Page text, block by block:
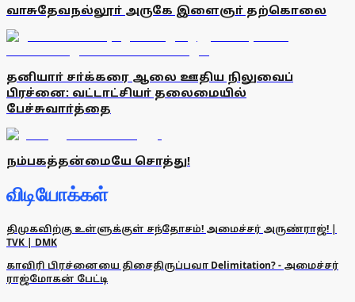
வாசுதேவநல்லூா் அருகே இளைஞா் தற்கொலை
தனியாா் சா்க்கரை ஆலை ஊதிய நிலுவைப்
பிரச்னை: வட்டாட்சியா் தலைமையில்
பேச்சுவாா்த்தை
நம்பகத்தன்மையே சொத்து!
விடியோக்கள்
திமுகவிற்கு உள்ளுக்குள் சந்தோசம்! அமைச்சர் அருண்ராஜ்! |
TVK | DMK
காவிரி பிரச்னையை திசைதிருப்பவா Delimitation? - அமைச்சர்
ராஜ்மோகன் பேட்டி